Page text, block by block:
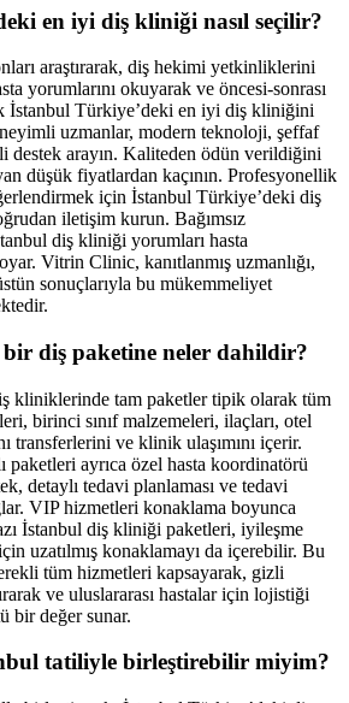
en iyi diş kliniği nasıl seçilir?
araştırarak, diş hekimi yetkinliklerini
yorumlarını okuyarak ve öncesi-sonrası
İstanbul Türkiye’deki en iyi diş kliniğini
uzmanlar, modern teknoloji, şeffaf
destek arayın. Kaliteden ödün verildiğini
düşük fiyatlardan kaçının. Profesyonellik
için İstanbul Türkiye’deki diş
iletişim kurun. Bağımsız
diş kliniği yorumları hasta
Vitrin Clinic, kanıtlanmış uzmanlığı,
sonuçlarıyla bu mükemmeliyet
diş paketine neler dahildir?
kliniklerinde tam paketler tipik olarak tüm
birinci sınıf malzemeleri, ilaçları, otel
transferlerini ve klinik ulaşımını içerir.
paketleri ayrıca özel hasta koordinatörü
detaylı tedavi planlaması ve tedavi
VIP hizmetleri konaklama boyunca
İstanbul diş kliniği paketleri, iyileşme
uzatılmış konaklamayı da içerebilir. Bu
tüm hizmetleri kapsayarak, gizli
ve uluslararası hastalar için lojistiği
bir değer sunar.
tatiliyle birleştirebilir miyim?